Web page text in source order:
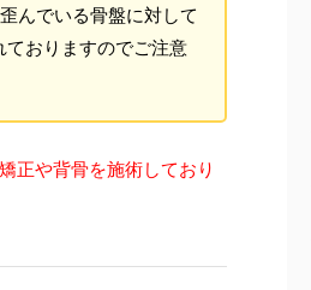
んでいる骨盤に対して
おりますのでご注意
正や背骨を施術しており